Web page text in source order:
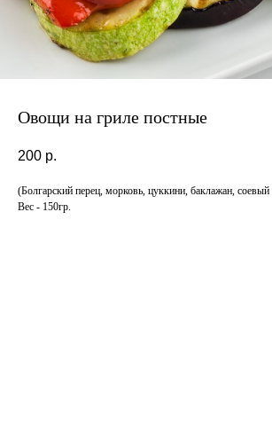
Овощи на гриле постные
200 р.
(Болгарский перец, морковь, цуккини, баклажан, соевый
Вес - 150гр.